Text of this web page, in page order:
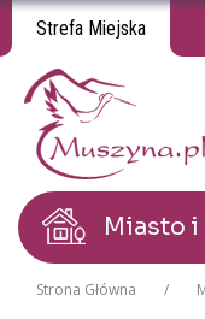
Strefa Miejska
Miasto i Gmina
Miasto i Gmina Uzdrowiskowa
Miasto i
Strona Główna